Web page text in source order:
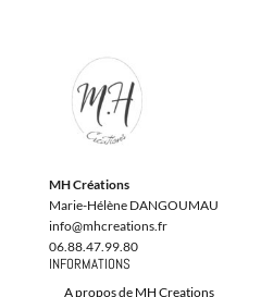
MH Créations
Marie-Hélène DANGOUMAU
info@mhcreations.fr
06.88.47.99.80
INFORMATIONS
A propos de MH Creations